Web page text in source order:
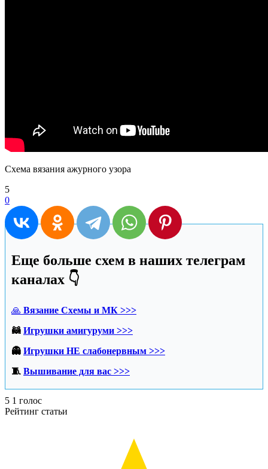
Схема вязания ажурного узора
5
0
Еще больше схем в наших телеграм
каналах 👇
🙏 Вязание Схемы и МК >>>
🦝 Игрушки амигуруми >>>
👻 Игрушки НЕ слабонервным >>>
🧵 Вышивание для вас >>>
5 1 голос
Рейтинг статьи